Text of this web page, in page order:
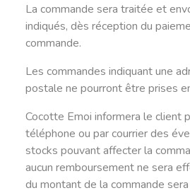
La commande sera traitée et
indiqués, dès réception du
commande.
Les commandes indiquant une
postale ne pourront être prises
Cocotte Emoi informera le client
téléphone ou par courrier des
stocks pouvant affecter la
aucun remboursement ne sera
du montant de la commande